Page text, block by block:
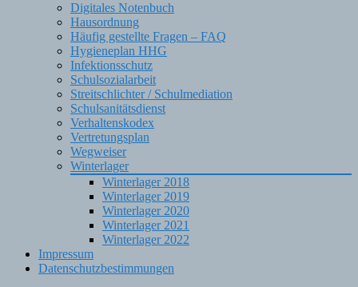
Digitales Notenbuch
Hausordnung
Häufig gestellte Fragen – FAQ
Hygieneplan HHG
Infektionsschutz
Schulsozialarbeit
Streitschlichter / Schulmediation
Schulsanitätsdienst
Verhaltenskodex
Vertretungsplan
Wegweiser
Winterlager
Winterlager 2018
Winterlager 2019
Winterlager 2020
Winterlager 2021
Winterlager 2022
Impressum
Datenschutzbestimmungen